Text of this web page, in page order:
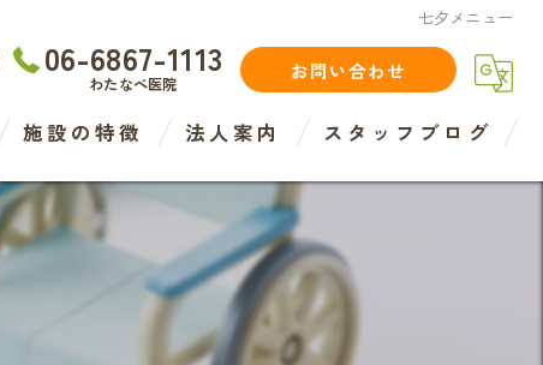
七夕メニュー
06-6867-1113
わたなべ医院
お問い合わせ
施設の特徴
住宅型
法人案内 スタッフブログ